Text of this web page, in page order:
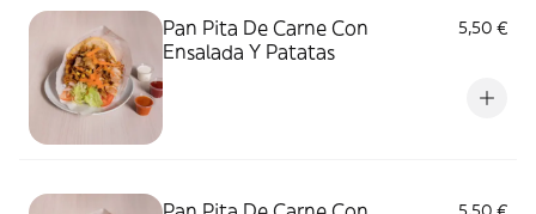
Pan Pita De Carne Con
Ensalada Y Patatas
5,50 €